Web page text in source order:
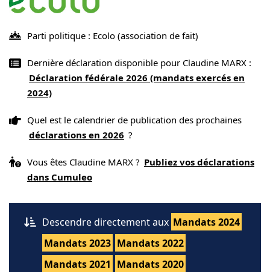
Parti politique : Ecolo (association de fait)
Dernière déclaration disponible pour Claudine MARX :
Déclaration fédérale 2026 (mandats exercés en
2024)
Quel est le calendrier de publication des prochaines
déclarations en 2026 ?
Vous êtes Claudine MARX ? Publiez vos déclarations
dans Cumuleo
Descendre directement aux Mandats 2024
Mandats 2023 Mandats 2022
Mandats 2021 Mandats 2020